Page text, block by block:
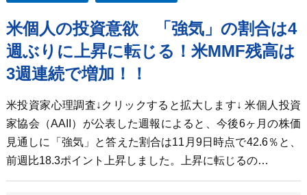
米個人の投資意欲 「強気」の割合は4
週ぶりに上昇に転じる！米MMF残高は
3週連続で増加！！
米投資家心理調査↓クリックすると拡大します↓ 米個人投資
家協会（AAII）が公表した週報によると、今後6ヶ月の株価
見通しに「強気」と答えた割合は11月9日時点で42.6％と、
前週比18.3ポイント上昇しました。上昇に転じるの…